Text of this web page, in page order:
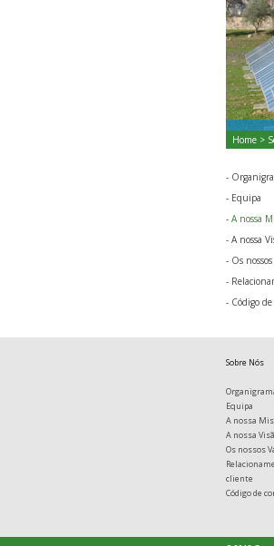
Home >
-
- Equipa
- A nossa
- A nossa
- Os
-
- Código
Sobre Nós
Equipa
A nossa
A nossa
Os nossos
cliente
Código de